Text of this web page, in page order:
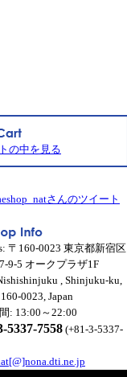
の中を見る
さんのツイート
〒160-0023 東京都新宿区
9-5 オークプラザ1F
, Shinjuku-ku,
0023, Japan
: 13:00～22:00
5337-7558(+81-3-5337-